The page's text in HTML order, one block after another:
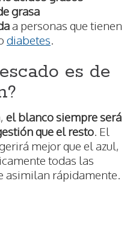
grasa
a personas que tienen
diabetes.
es de
el blanco siempre será
que el resto. El
mejor que el azul,
todas las
asimilan rápidamente.